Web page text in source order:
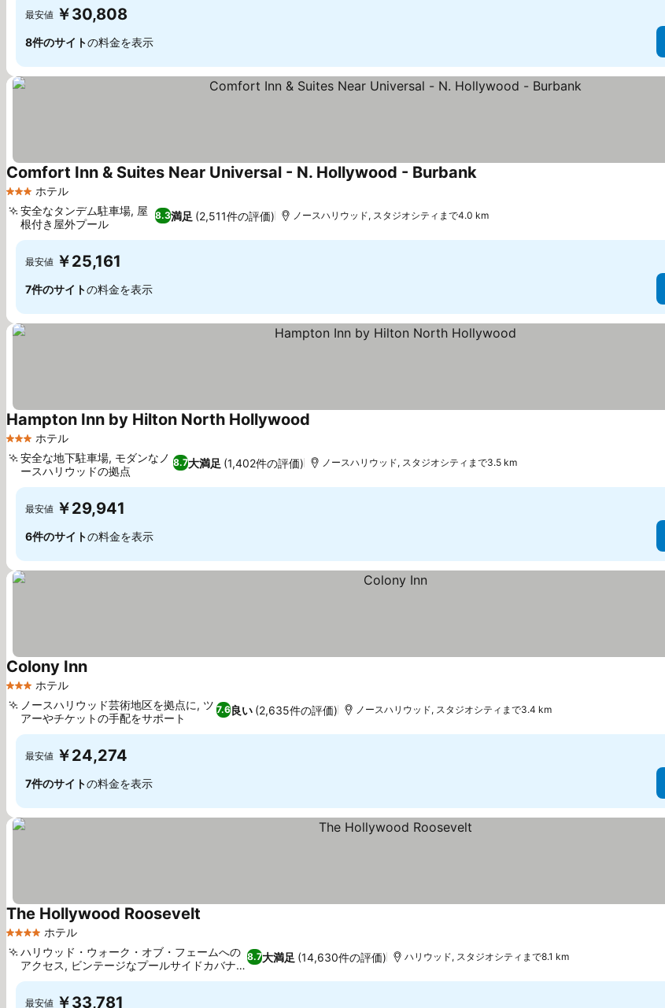
最安値 ￥30,808
8件のサイトの料金を表示
3 ホテルのランク
ホテル
Comfort Inn & Suites Near Universal - N. Hollywood - Burbank
8.3満足 (2,511件の評価)
安全なタンデム駐車場, 屋
根付き屋外プール
ノースハリウッド, スタジオシティまで4.0 km
最安値 ￥25,161
7件のサイトの料金を表示
3 ホテルのランク
ホテル
Hampton Inn by Hilton North Hollywood
8.7大満足 (1,402件の評価)
安全な地下駐車場, モダンなノ
ースハリウッドの拠点
ノースハリウッド, スタジオシティまで3.5 km
最安値 ￥29,941
6件のサイトの料金を表示
3 ホテルのランク
ホテル
Colony Inn
7.6良い (2,635件の評価)
ノースハリウッド芸術地区を拠点に, ツ
アーやチケットの手配をサポート
ノースハリウッド, スタジオシティまで3.4 km
最安値 ￥24,274
7件のサイトの料金を表示
4 ホテルのランク
ホテル
The Hollywood Roosevelt
8.7大満足 (14,630件の評価)
ハリウッド・ウォーク・オブ・フェームへの
アクセス, ビンテージなプールサイドカバナル
ーム
ハリウッド, スタジオシティまで8.1 km
最安値 ￥33,781